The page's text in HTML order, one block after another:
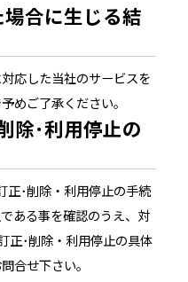
合に生じる結
応した当社のサービスを
めご了承ください。
除･利用停止の
正･削除・利用停止の手続
ある事を確認のうえ、対
正･削除・利用停止の具体
合せ下さい。